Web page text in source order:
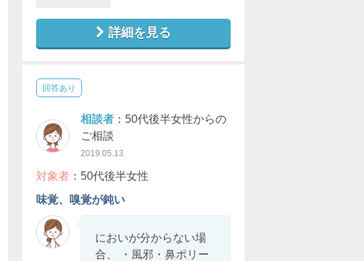
詳細を見る
回答あり
相談者：50代後半女性からの
ご相談
2019.05.13
対象者：50代後半女性
味覚、嗅覚が鈍い
においが分からない場
合、 ・風邪・鼻ポリー